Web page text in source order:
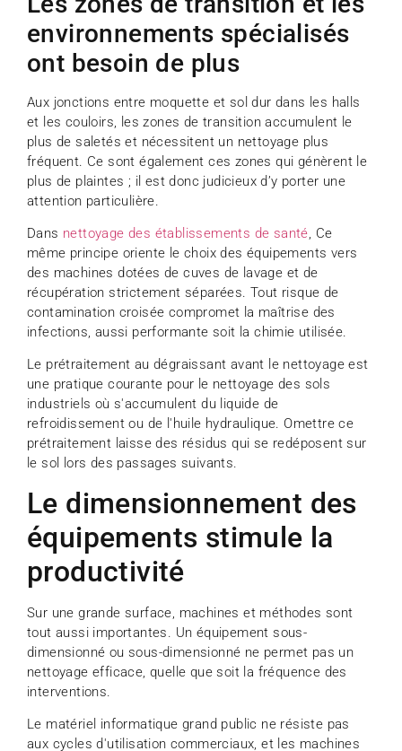
environnements spécialisés
ont besoin de plus
Aux jonctions entre moquette et sol dur dans les halls
et les couloirs, les zones de transition accumulent le
plus de saletés et nécessitent un nettoyage plus
fréquent. Ce sont également ces zones qui génèrent le
plus de plaintes ; il est donc judicieux d’y porter une
attention particulière.
Dans nettoyage des établissements de santé, Ce
même principe oriente le choix des équipements vers
des machines dotées de cuves de lavage et de
récupération strictement séparées. Tout risque de
contamination croisée compromet la maîtrise des
infections, aussi performante soit la chimie utilisée.
Le prétraitement au dégraissant avant le nettoyage est
une pratique courante pour le nettoyage des sols
industriels où s'accumulent du liquide de
refroidissement ou de l'huile hydraulique. Omettre ce
prétraitement laisse des résidus qui se redéposent sur
le sol lors des passages suivants.
Le dimensionnement des
équipements stimule la
productivité
Sur une grande surface, machines et méthodes sont
tout aussi importantes. Un équipement sous-
dimensionné ou sous-dimensionné ne permet pas un
nettoyage efficace, quelle que soit la fréquence des
interventions.
Le matériel informatique grand public ne résiste pas
aux cycles d'utilisation commerciaux, et les machines